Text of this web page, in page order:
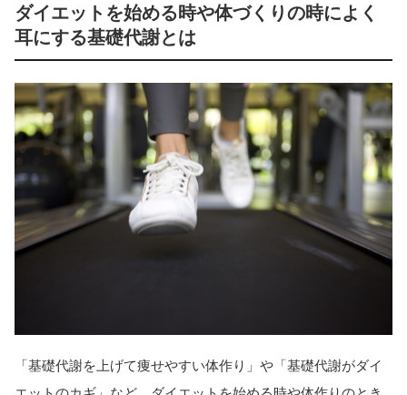
ダイエットを始める時や体づくりの時によく
耳にする基礎代謝とは
「基礎代謝を上げて痩せやすい体作り」や「基礎代謝がダイ